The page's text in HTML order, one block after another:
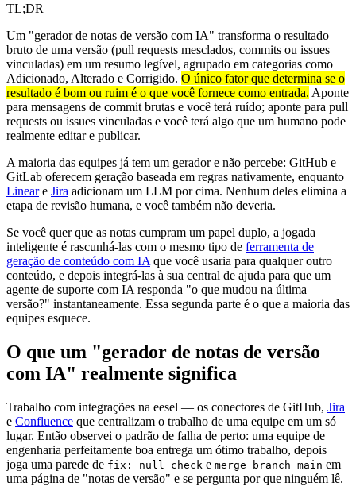
TL;DR
Um "gerador de notas de versão com IA" transforma o resultado
bruto de uma versão (pull requests mesclados, commits ou issues
vinculadas) em um resumo legível, agrupado em categorias como
Adicionado, Alterado e Corrigido. O único fator que determina se o
resultado é bom ou ruim é o que você fornece como entrada. Aponte
para mensagens de commit brutas e você terá ruído; aponte para pull
requests ou issues vinculadas e você terá algo que um humano pode
realmente editar e publicar.
A maioria das equipes já tem um gerador e não percebe: GitHub e
GitLab oferecem geração baseada em regras nativamente, enquanto
Lineare Jira adicionam um LLM por cima. Nenhum deles elimina a
etapa de revisão humana, e você também não deveria.
Se você quer que as notas cumpram um papel duplo, a jogada
inteligente é rascunhá-las com o mesmo tipo de ferramenta de
geração de conteúdo com IA que você usaria para qualquer outro
conteúdo, e depois integrá-las à sua central de ajuda para que um
agente de suporte com IA responda "o que mudou na última
versão?" instantaneamente. Essa segunda parte é o que a maioria das
equipes esquece.
O que um "gerador de notas de versão
com IA" realmente significa
Trabalho com integrações na eesel — os conectores de GitHub, Jira
e Confluence que centralizam o trabalho de uma equipe em um só
lugar. Então observei o padrão de falha de perto: uma equipe de
engenharia perfeitamente boa entrega um ótimo trabalho, depois
joga uma parede de fix: null check e merge branch main em
uma página de "notas de versão" e se pergunta por que ninguém lê.